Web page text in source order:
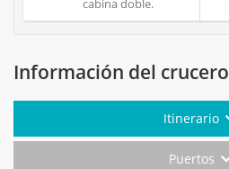
cabina doble.
Información del crucero
Itinerario
Puertos